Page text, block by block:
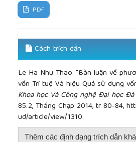
PDF
Cách trích dẫn
Le Ha Nhu Thao. “Bàn luận về
vốn Trí tuệ Và hiệu Quả sử dụng
Khoa học Và Công nghệ Đại học
85.2, Tháng Chạp 2014, tr 80-84,
ud/article/view/1310.
Thêm các định dạng trích dẫn